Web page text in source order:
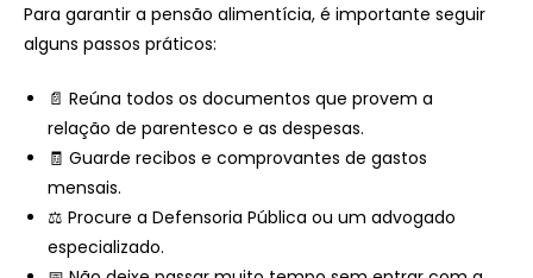
Para garantir a pensão alimentícia, é importante seguir
alguns passos práticos:
📄 Reúna todos os documentos que provem a
relação de parentesco e as despesas.
🧾 Guarde recibos e comprovantes de gastos
mensais.
⚖️ Procure a Defensoria Pública ou um advogado
especializado.